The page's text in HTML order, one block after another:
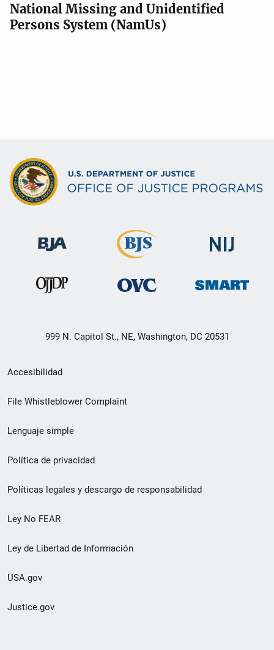
National Missing and Unidentified
Persons System (NamUs)
999 N. Capitol St., NE, Washington, DC 20531
Menú
de
de
pie
de
página
Accesibilidad
File Whistleblower Complaint
Lenguaje simple
Política de privacidad
Políticas legales y descargo de responsabilidad
Ley No FEAR
Ley de Libertad de Información
USA.gov
Justice.gov